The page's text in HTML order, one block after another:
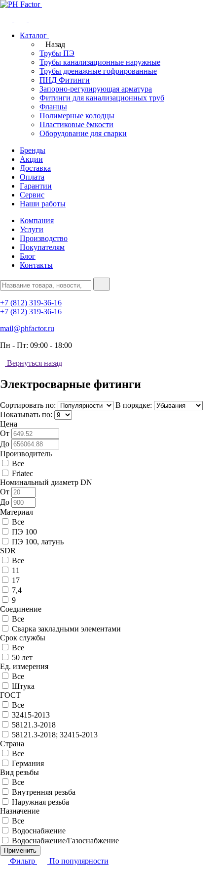
Каталог
Назад
Трубы ПЭ
Трубы канализационные наружные
Трубы дренажные гофрированные
ПНД Фитинги
Запорно-регулирующая арматура
Фитинги для канализационных труб
Фланцы
Полимерные колодцы
Пластиковые ёмкости
Оборудование для сварки
Бренды
Акции
Доставка
Оплата
Гарантии
Сервис
Наши работы
Компания
Услуги
Производство
Покупателям
Блог
Контакты
+7 (812) 319-36-16
+7 (812) 319-36-16
mail@phfactor.ru
Пн - Пт: 09:00 - 18:00
Вернуться назад
Электросварные фитинги
Сортировать по:
В порядке:
Показывать по:
Цена
От
До
Производитель
Все
Friatec
Номинальный диаметр DN
От
До
Материал
Все
ПЭ 100
ПЭ 100, латунь
SDR
Все
11
17
7,4
9
Соединение
Все
Сварка закладными элементами
Срок службы
Все
50 лет
Ед. измерения
Все
Штука
ГОСТ
Все
32415-2013
58121.3-2018
58121.3-2018; 32415-2013
Страна
Все
Германия
Вид резьбы
Все
Внутренняя резьба
Наружная резьба
Назначение
Все
Водоснабжение
Водоснабжение/Газоснабжение
Применить
Фильтр По популярности